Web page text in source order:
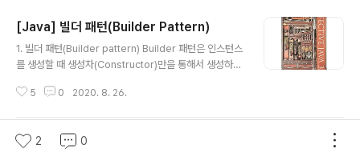
[Java] 빌더 패턴(Builder Pattern)
1. 빌더 패턴(Builder pattern) Builder 패턴은 인스턴스
를 생성할 때 생성자(Constructor)만을 통해서 생성하는
인자가 많다면 Builder 패턴을 사용하면 좋다. 왜냐하면
자. public class User { private int userIdx; // 선택
5 0 2020. 8. 26.
[Java] 내부(inner) 클래스와 내부(inner)
2 0